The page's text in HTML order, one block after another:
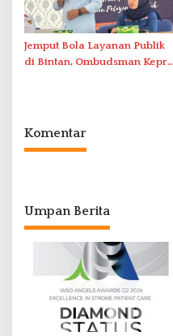
Jemput Bola Layanan Publik
di Bintan, Ombudsman Kepri
Komentar
Umpan Berita